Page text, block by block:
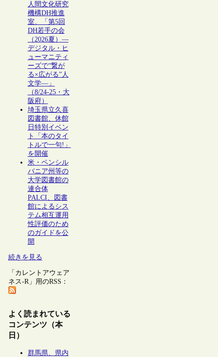
人間文化研究
機構DH推進
室、「第5回
DH若手の会
（2026夏）―
デジタル・ヒ
ューマニティ
ーズで“繋が
る×広がる”人
文学―」
（8/24-25・大
阪府）
埼玉県立久喜
図書館、休館
日特別イベン
ト「本のタイ
トルで一句!」
を開催
米・ペンシル
バニア州等の
大学図書館の
連合体
PALCI、図書
館によるシス
テム相互運用
性評価のため
のガイドを公
開
続きを見る
「カレントアウェア
ネス-R」用のRSS：
よく読まれている
コンテンツ（本
日）
群馬県、県内